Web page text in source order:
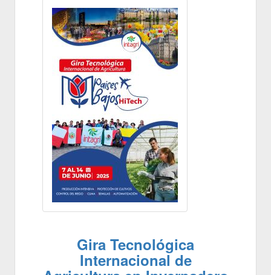
Gira Tecnológica
Internacional de